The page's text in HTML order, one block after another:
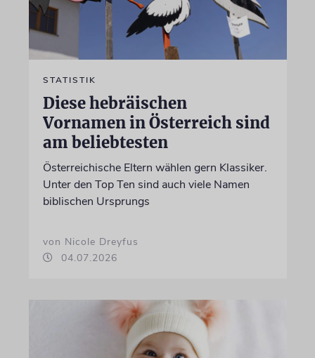
STATISTIK
Diese hebräischen
Vornamen in Österreich sind
am beliebtesten
Österreichische Eltern wählen gern Klassiker.
Unter den Top Ten sind auch viele Namen
biblischen Ursprungs
von Nicole Dreyfus
04.07.2026